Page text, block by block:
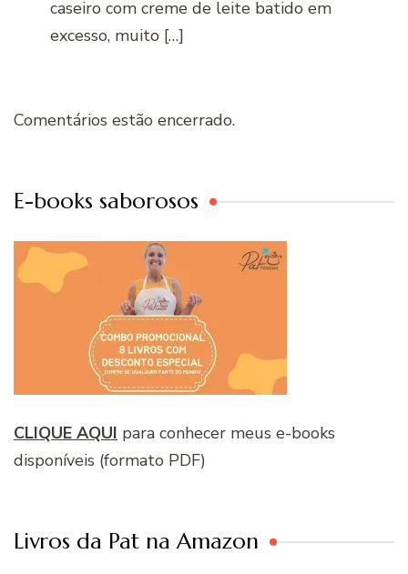
caseiro com creme de leite batido em
excesso, muito […]
Comentários estão encerrado.
E-books saborosos
CLIQUE AQUI para conhecer meus e-books
disponíveis (formato PDF)
Livros da Pat na Amazon